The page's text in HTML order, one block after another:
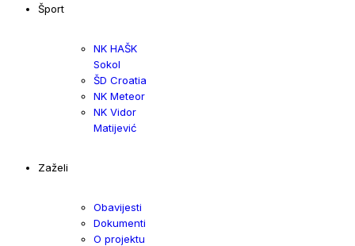
Šport
NK HAŠK
Sokol
ŠD Croatia
NK Meteor
NK Vidor
Matijević
Zaželi
Obavijesti
Dokumenti
O projektu